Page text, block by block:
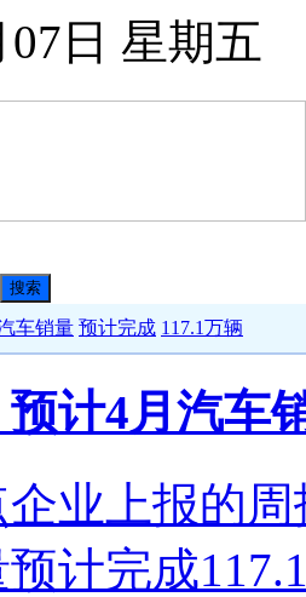
日 星期五
搜索
车销量 预计完成 117.1万辆
计4月汽车
业上报的
计完成